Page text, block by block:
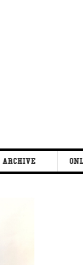
ARCHIVE